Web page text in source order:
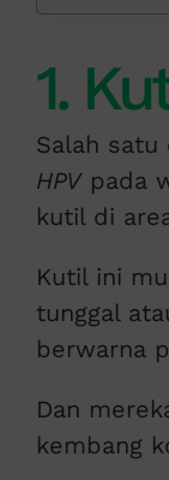
1.
Salah
HPVpada
kutil di
Kutil ini
tunggal
berwarna
Dan
kembang